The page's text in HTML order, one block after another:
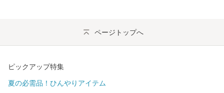
ページトップへ
ピックアップ特集
夏の必需品！ひんやりアイテム